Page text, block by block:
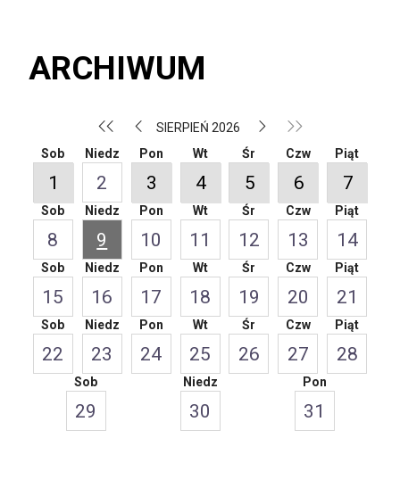
ARCHIWUM
SIERPIEŃ 2026
Sob
1
Niedz
2
Pon
3
Wt
4
Śr
5
Czw
6
Piąt
7
Sob
8
Niedz
9
Pon
10
Wt
11
Śr
12
Czw
13
Piąt
14
Sob
15
Niedz
16
Pon
17
Wt
18
Śr
19
Czw
20
Piąt
21
Sob
22
Niedz
23
Pon
24
Wt
25
Śr
26
Czw
27
Piąt
28
Sob
29
Niedz
30
Pon
31